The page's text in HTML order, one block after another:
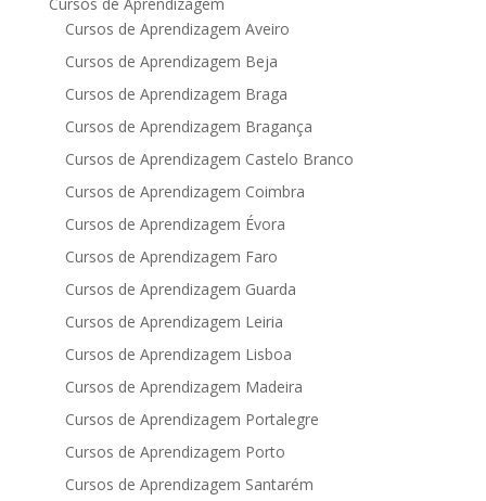
Cursos de Aprendizagem Aveiro
Cursos de Aprendizagem Beja
Cursos de Aprendizagem Braga
Cursos de Aprendizagem Bragança
Cursos de Aprendizagem Castelo Branco
Cursos de Aprendizagem Coimbra
Cursos de Aprendizagem Évora
Cursos de Aprendizagem Faro
Cursos de Aprendizagem Guarda
Cursos de Aprendizagem Leiria
Cursos de Aprendizagem Lisboa
Cursos de Aprendizagem Madeira
Cursos de Aprendizagem Portalegre
Cursos de Aprendizagem Porto
Cursos de Aprendizagem Santarém